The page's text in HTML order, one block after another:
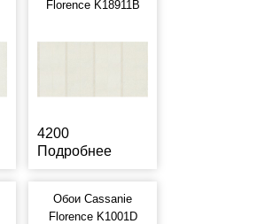
Florence K18911B
4200
Подробнее
Обои Cassanie
Florence K1001D